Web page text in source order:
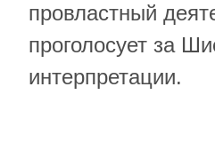
провластный
проголосует за
интерпретации.